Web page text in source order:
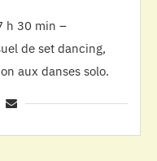
h 30 min –
de set dancing,
aux danses solo.